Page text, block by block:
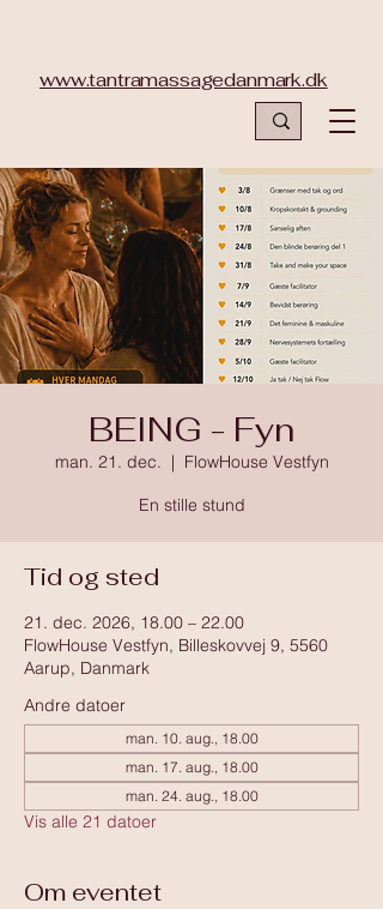
www.tantramassagedanmark.dk
BEING - Fyn
man. 21. dec.
  |
FlowHouse Vestfyn
En stille stund
Tid og sted
21. dec. 2026, 18.00 – 22.00
FlowHouse Vestfyn, Billeskovvej 9, 5560
Aarup, Danmark
Andre datoer
man. 10. aug., 18.00
man. 17. aug., 18.00
man. 24. aug., 18.00
Vis alle 21 datoer
Om eventet